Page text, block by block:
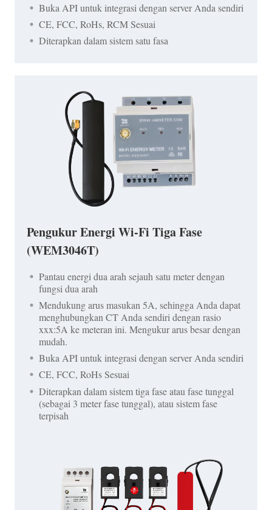
Buka API untuk integrasi dengan server Anda sendiri
CE, FCC, RoHs, RCM Sesuai
Diterapkan dalam sistem satu fasa
Pengukur Energi Wi-Fi Tiga Fase
(WEM3046T)
Pantau energi dua arah sejauh satu meter dengan
fungsi dua arah
Mendukung arus masukan 5A, sehingga Anda dapat
menghubungkan CT Anda sendiri dengan rasio
xxx:5A ke meteran ini. Mengukur arus besar dengan
mudah.
Buka API untuk integrasi dengan server Anda sendiri
CE, FCC, RoHs Sesuai
Diterapkan dalam sistem tiga fase atau fase tunggal
(sebagai 3 meter fase tunggal), atau sistem fase
terpisah